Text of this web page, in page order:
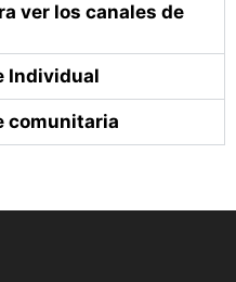
ver los canales de
Individual
comunitaria